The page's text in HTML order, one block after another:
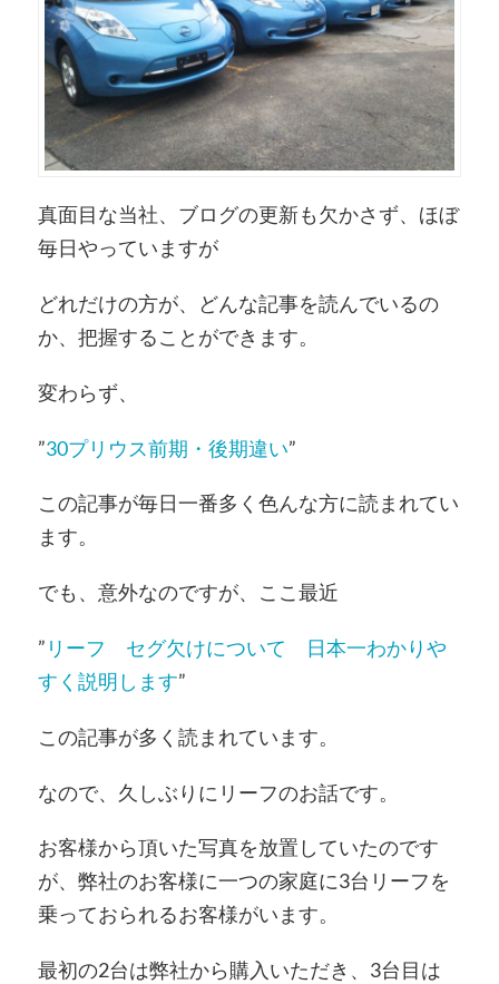
真面目な当社、ブログの更新も欠かさず、ほぼ
毎日やっていますが
どれだけの方が、どんな記事を読んでいるの
か、把握することができます。
変わらず、
”30プリウス前期・後期違い”
この記事が毎日一番多く色んな方に読まれてい
ます。
でも、意外なのですが、ここ最近
” リーフ セグ欠けについて 日本一わかりや
すく説明します”
この記事が多く読まれています。
なので、久しぶりにリーフのお話です。
お客様から頂いた写真を放置していたのです
が、弊社のお客様に一つの家庭に3台リーフを
乗っておられるお客様がいます。
最初の2台は弊社から購入いただき、3台目は